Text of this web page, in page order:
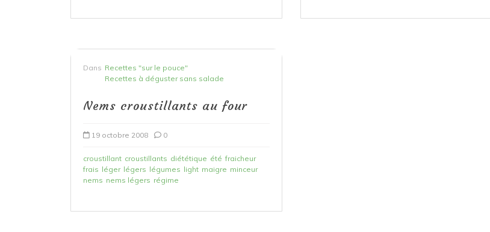
Dans Recettes "sur le pouce"
Recettes à déguster sans salade
Nems croustillants au four
19 octobre 2008 0
croustillant croustillants diététique été fraicheur
frais léger légers légumes light maigre minceur
nems nems légers régime